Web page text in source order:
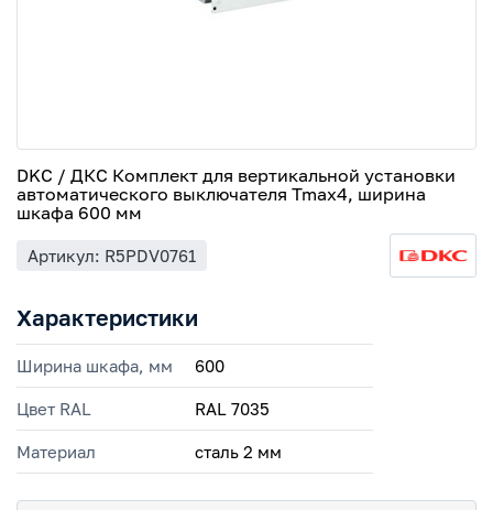
DKC / ДКС Комплект для вертикальной установки
автоматического выключателя Tmax4, ширина
шкафа 600 мм
Артикул: R5PDV0761
Характеристики
Ширина шкафа, мм 600
Цвет RAL RAL 7035
Материал сталь 2 мм